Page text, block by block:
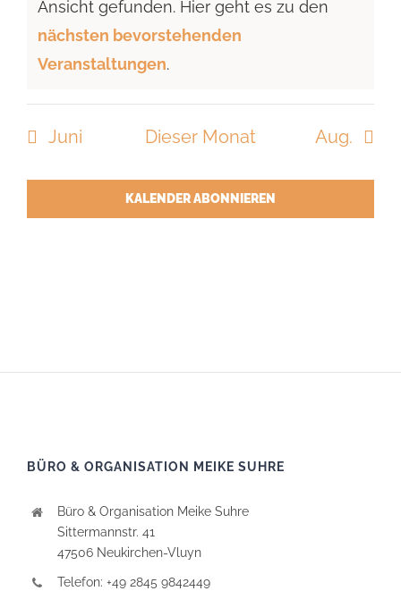
Hinweis
Ansicht gefunden. Hier geht es zu den
nächsten bevorstehenden
Veranstaltungen.
Juni Dieser Monat Aug.
KALENDER ABONNIEREN
BÜRO & ORGANISATION MEIKE SUHRE
Büro & Organisation Meike Suhre
Sittermannstr. 41
47506 Neukirchen-Vluyn
Telefon: +49 2845 9842449